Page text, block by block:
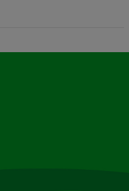
webbplats, öppnas i nytt